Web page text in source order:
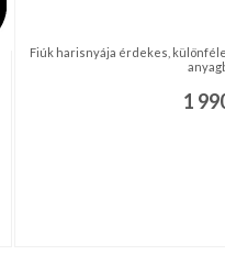
Fiúk harisnyája érdekes,
1